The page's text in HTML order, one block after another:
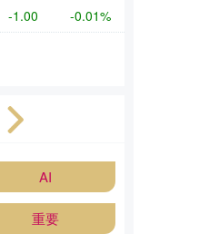
-1.00 -0.01%
AI
重要